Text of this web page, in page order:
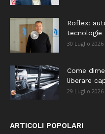
Roflex:
tecnologie
30 Luglio 2026
Come
liberare
29 Luglio 2026
ARTICOLI POPOLARI